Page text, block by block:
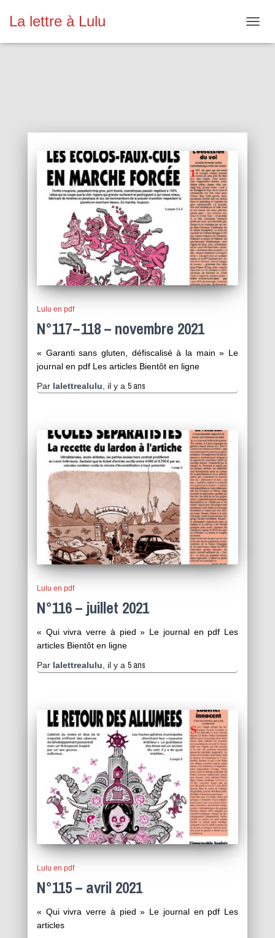
La lettre à Lulu
LA
Lulu en pdf
N°117 – 118 – novembre 2021
« Garanti sans gluten, défiscalisé à la main » Le
journal en pdf Les articles Bientôt en ligne
Par lalettrealulu , il y a 5 ans
Lulu en pdf
N°116 – juillet 2021
« Qui vivra verre à pied » Le journal en pdf Les
articles Bientôt en ligne
Par lalettrealulu, il y a 5 ans
Lulu en pdf
N°115 – avril 2021
« Qui vivra verre à pied » Le journal en pdf Les
articles